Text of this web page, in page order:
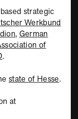
strategic
Werkbund
, German
of
.
state of Hesse.
at